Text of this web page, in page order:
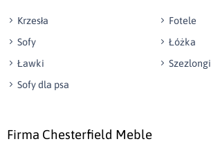
Krzesła
Fotele
Sofy
Łóżka
Ławki
Szezlongi
Sofy dla psa
Firma Chesterfield Meble